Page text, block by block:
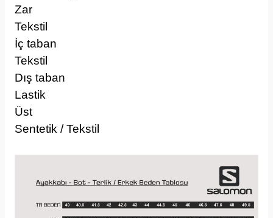
Zar
Tekstil
İç taban
Tekstil
Dış taban
Lastik
Üst
Sentetik / Tekstil